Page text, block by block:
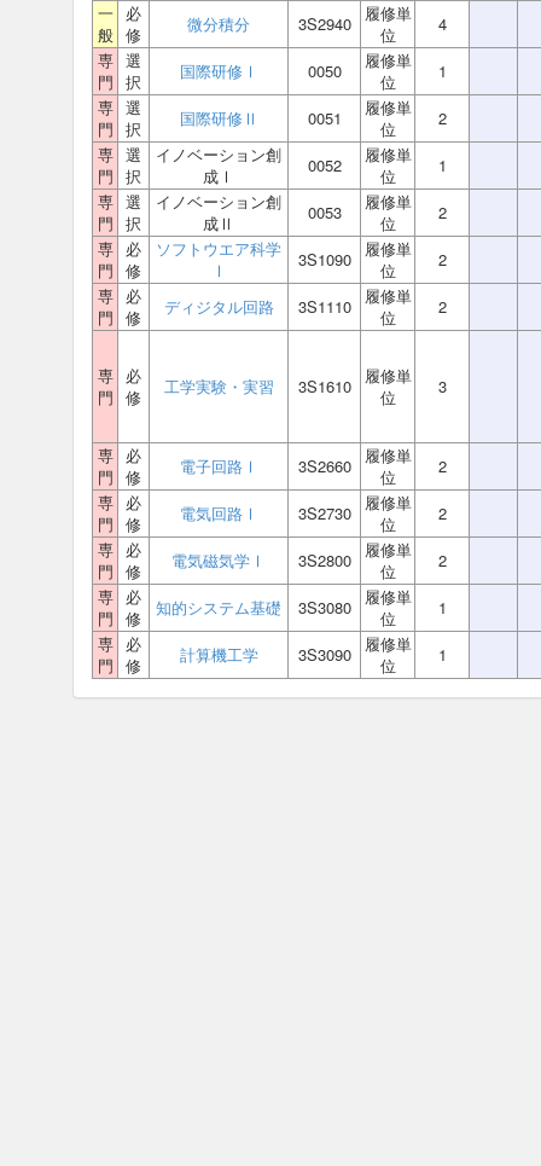
一
般
必
修
微分積分 3S2940
履修単
位
4
専
門
選
択
国際研修Ⅰ 0050
履修単
位
1
専
門
選
択
国際研修Ⅱ 0051
履修単
位
2
専
門
選
択
イノベーション創
成Ⅰ
0052
履修単
位
1
専
門
選
択
イノベーション創
成Ⅱ
0053
履修単
位
2
専
門
必
修
ソフトウエア科学
Ⅰ
3S1090
履修単
位
2
専
門
必
修
ディジタル回路 3S1110
履修単
位
2
専
門
必
修
工学実験・実習 3S1610
履修単
位
3
専
門
必
修
電子回路Ⅰ 3S2660
履修単
位
2
専
門
必
修
電気回路Ⅰ 3S2730
履修単
位
2
専
門
必
修
電気磁気学Ⅰ 3S2800
履修単
位
2
専
門
必
修
知的システム基礎 3S3080
履修単
位
1
専
門
必
修
計算機工学 3S3090
履修単
位
1